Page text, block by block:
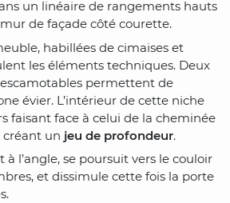
un linéaire de rangements hauts
de façade côté courette.
habillées de cimaises et
les éléments techniques. Deux
permettent de
évier. L’intérieur de cette niche
faisant face à celui de la cheminée
créant un jeu de profondeur.
à l’angle, se poursuit vers le couloir
et dissimule cette fois la porte